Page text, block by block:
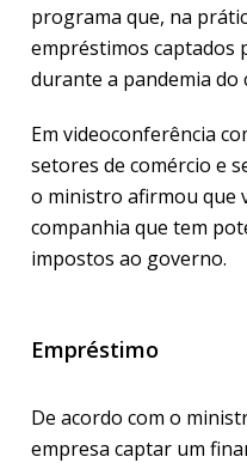
programa que, na
empréstimos captados
durante a pandemia do
Em videoconferência
setores de comércio e
o ministro afirmou que
companhia que tem
impostos ao governo.
Empréstimo
De acordo com o
empresa captar um